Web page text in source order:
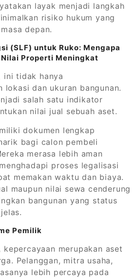
layak menjadi langkah
risiko hukum yang
depan.
(SLF) untuk Ruko: Mengapa
Properti Meningkat
ini tidak hanya
lokasi dan ukuran bangunan.
salah satu indikator
nilai jual sebuah aset.
dokumen lengkap
bagi calon pembeli
merasa lebih aman
proses legalisasi
memakan waktu dan biaya.
maupun nilai sewa cenderung
bangunan yang status
Pemilik
kepercayaan merupakan aset
Pelanggan, mitra usaha,
lebih percaya pada